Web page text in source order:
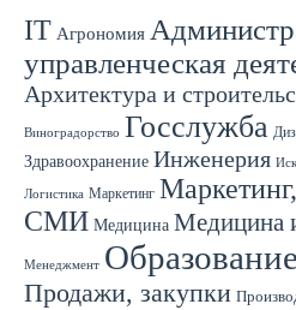
IT Агрономия
управленческая
Архитектура и
Виноградорство Госслужба
Здравоохранение Инженерия
Логистика Маркетинг
СМИ Медицина Медицина
Менеджмент Образование
Продажи, закупки